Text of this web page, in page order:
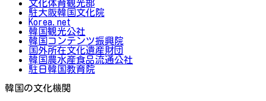
文化体育観光部
駐大阪韓国文化院
Korea.net
韓国観光公社
韓国コンテンツ振興院
国外所在文化遺産財団
韓国農水産食品流通公社
駐日韓国教育院
韓国の文化機関